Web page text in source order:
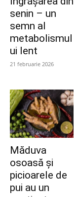
senin – un
semn al
metabolismul
ui lent
21 februarie 2026
Măduva
osoasă și
picioarele de
pui au un